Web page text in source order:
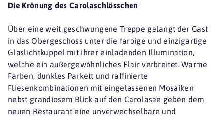
Die Krönung des Carolaschlösschen
Über eine weit geschwungene Treppe gelangt der Gast
in das Obergeschoss unter die farbige und einzigartige
Glaslichtkuppel mit ihrer einladenden Illumination,
welche ein außergewöhnliches Flair verbreitet. Warme
Farben, dunkles Parkett und raffinierte
Fliesenkombinationen mit eingelassenen Mosaiken
nebst grandiosem Blick auf den Carolasee geben dem
neuen Restaurant eine unverwechselbare und